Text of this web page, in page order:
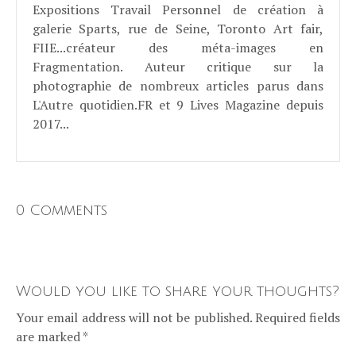
Expositions Travail Personnel de création à
galerie Sparts, rue de Seine, Toronto Art fair,
FIIE...créateur des méta-images en
Fragmentation. Auteur critique sur la
photographie de nombreux articles parus dans
L'Autre quotidien.FR et 9 Lives Magazine depuis
2017...
0 Comments
Would you like to share your thoughts?
Your email address will not be published. Required fields
are marked *